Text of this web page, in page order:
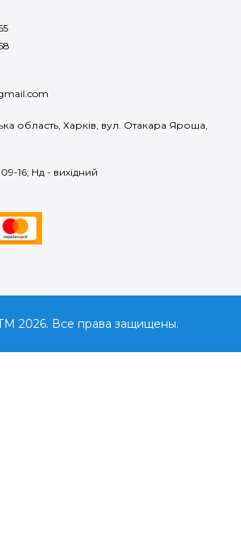
область, Харків, вул. Отакара Яроша,
16; Нд - вихідний
2026. Все права защищены.